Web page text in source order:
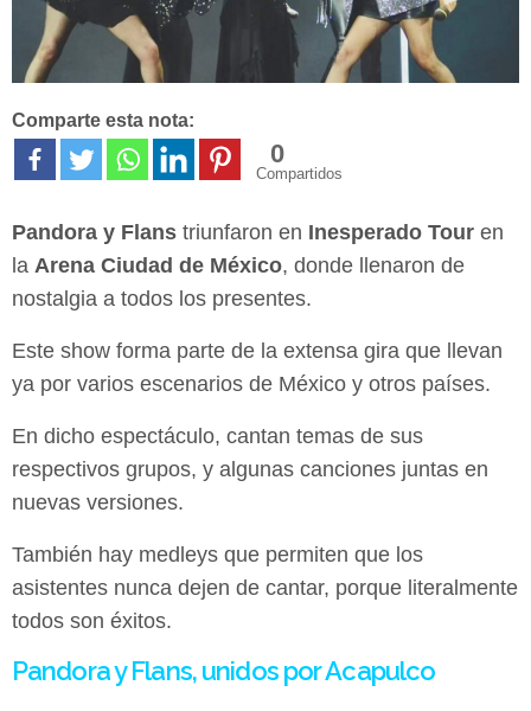
Comparte esta nota:
0
Compartidos
Pandora y Flans triunfaron en Inesperado Tour en
la Arena Ciudad de México, donde llenaron de
nostalgia a todos los presentes.
Este show forma parte de la extensa gira que llevan
ya por varios escenarios de México y otros países.
En dicho espectáculo, cantan temas de sus
respectivos grupos, y algunas canciones juntas en
nuevas versiones.
También hay medleys que permiten que los
asistentes nunca dejen de cantar, porque literalmente
todos son éxitos.
Pandora y Flans, unidos por Acapulco